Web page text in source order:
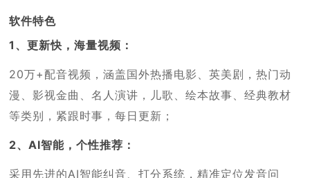
软件特色
1、更新快，海量视频：
20万+配音视频，涵盖国外热播电影、英美剧，热门动
漫、影视金曲、名人演讲，儿歌、绘本故事、经典教材
等类别，紧跟时事，每日更新；
2、AI智能，个性推荐：
采用先进的AI智能纠音、打分系统，精准定位发音问